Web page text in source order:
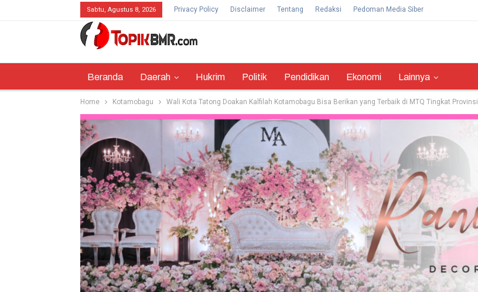
Sabtu, Agustus 8, 2026 Privacy Policy Disclaimer Tentang Redaksi Pedoman Media Siber
Beranda Daerah Hukrim Politik Pendidikan Ekonomi Lainnya
Home Kotamobagu Wali Kota Tatong Doakan Kalfilah Kotamobagu Bisa Berikan yang Terbaik di MTQ Tingkat Provinsi